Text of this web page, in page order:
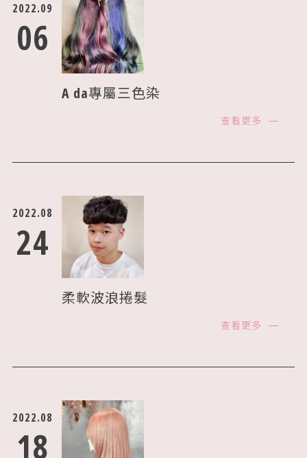
2022.09
06
A da專屬三色染
查看更多
2022.08
24
柔軟波浪捲髮
查看更多
2022.08
18